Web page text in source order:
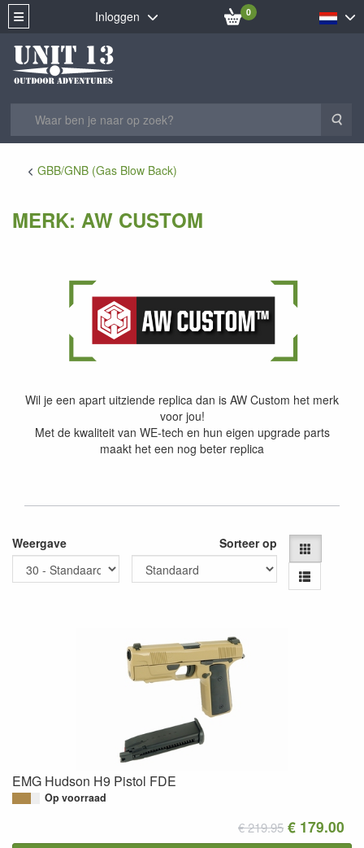
Inloggen 0
GBB/GNB (Gas Blow Back)
MERK: AW CUSTOM
Wil je een apart uitziende replica dan is AW Custom het merk
voor jou!
Met de kwaliteit van WE-tech en hun eigen upgrade parts
maakt het een nog beter replica
Weergave Sorteer op
EMG Hudson H9 Pistol FDE
Op voorraad
€ 219.95 € 179.00